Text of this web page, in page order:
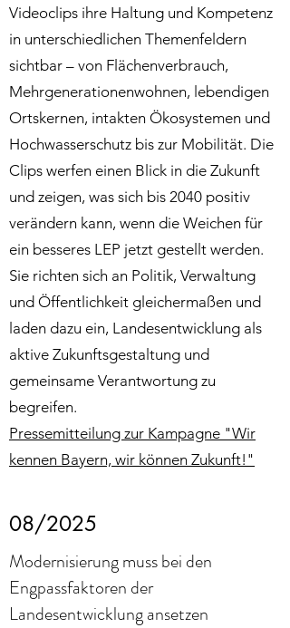
Videoclips ihre Haltung und Kompetenz
in unterschiedlichen Themenfeldern
sichtbar – von Flächenverbrauch,
Mehrgenerationenwohnen, lebendigen
Ortskernen, intakten Ökosystemen und
Hochwasserschutz bis zur Mobilität. Die
Clips werfen einen Blick in die Zukunft
und zeigen, was sich bis 2040 positiv
verändern kann, wenn die Weichen für
ein besseres LEP jetzt gestellt werden.
Sie richten sich an Politik, Verwaltung
und Öffentlichkeit gleichermaßen und
laden dazu ein, Landesentwicklung als
aktive Zukunftsgestaltung und
gemeinsame Verantwortung zu
begreifen.
Pressemitteilung zur Kampagne "Wir
kennen Bayern, wir können Zukunft!"
08/2025
Modernisierung muss bei den
Engpassfaktoren der
Landesentwicklung ansetzen